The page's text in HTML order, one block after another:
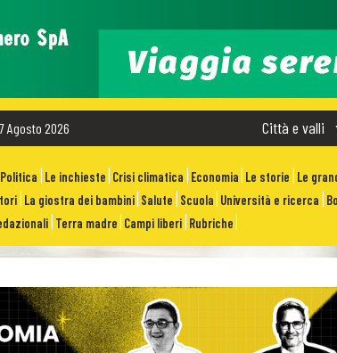
Agosto 2026 Città e valli
Politica Le inchieste Crisi climatica Economia Le storie Le
La giostra dei bambini Salute Scuola Università e ricerca
Terra madre Campi liberi Rubriche